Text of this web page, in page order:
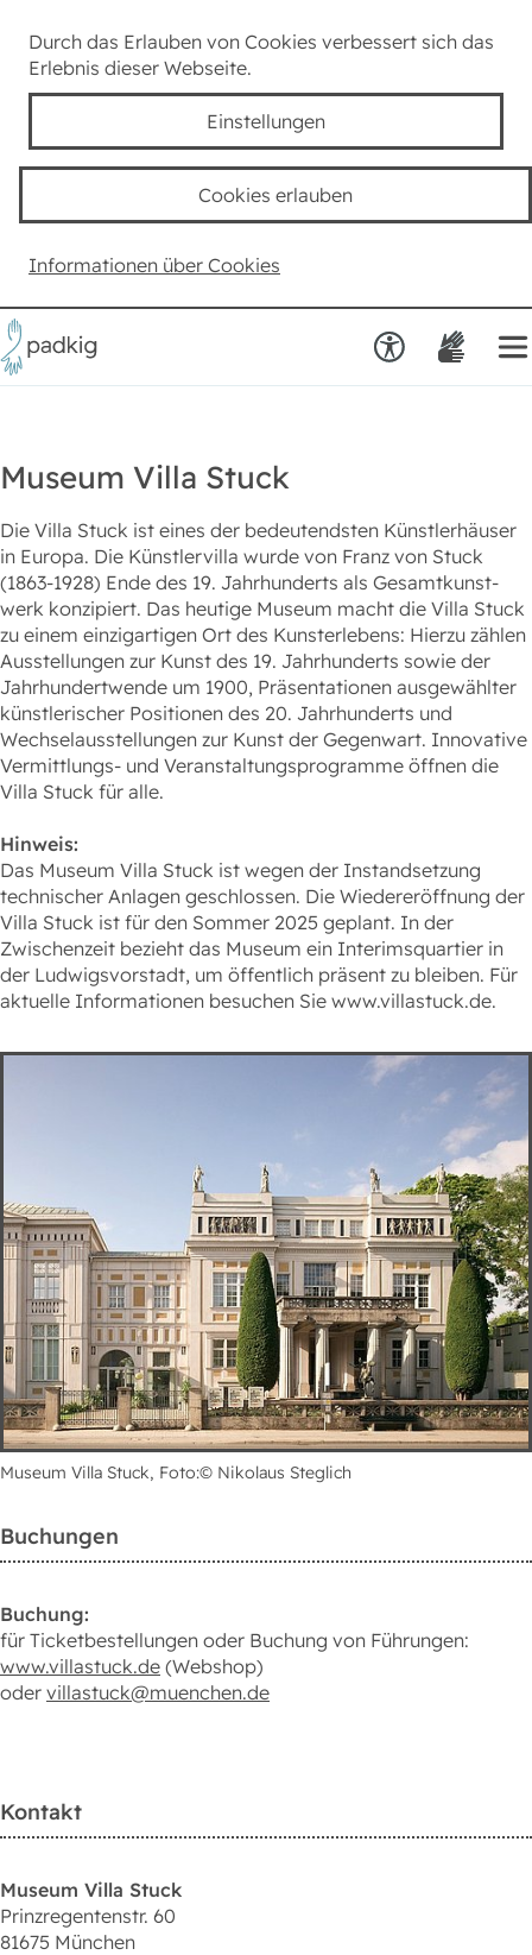
Durch das Erlauben von Cookies verbessert sich das
Erlebnis dieser Webseite.
Einstellungen
Informationen über Cookies
Cookies erlauben
Taube Kultur
Kids
Haben Sie einen Vorschlag?
Museum Villa Stuck
Die Villa Stuck ist eines der bedeutendsten Künstlerhäuser
in Europa. Die Künstlervilla wurde von Franz von Stuck
(1863-1928) Ende des 19. Jahrhunderts als Gesamt­kunst­
werk konzipiert. Das heutige Museum macht die Villa Stuck
zu einem einzigartigen Ort des Kunsterlebens: Hierzu zählen
Ausstellungen zur Kunst des 19. Jahrhunderts sowie der
Jahrhundertwende um 1900, Präsentationen ausgewählter
künstlerischer Positionen des 20. Jahrhunderts und
Wechselausstellungen zur Kunst der Gegenwart. Innovative
Vermittlungs- und Veranstaltungsprogramme öffnen die
Villa Stuck für alle.
Hinweis:
Das Museum Villa Stuck ist wegen der Instandsetzung
technischer Anlagen geschlossen. Die Wiedereröffnung der
Villa Stuck ist für den Sommer 2025 geplant. In der
Zwischenzeit bezieht das Museum ein Interimsquartier in
der Ludwigsvorstadt, um öffentlich präsent zu bleiben. Für
aktuelle Informationen besuchen Sie www.villastuck.de.
Museum Villa Stuck, Foto:© Nikolaus Steglich
Buchungen
Buchung:
für Ticketbestellungen oder Buchung von Führungen:
www.villastuck.de (Webshop)
oder villastuck@muenchen.de
Kontakt
Museum Villa Stuck
Prinzregentenstr. 60
81675 München